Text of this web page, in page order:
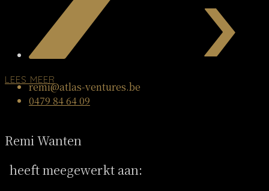
LEES MEER
remi@atlas-ventures.be
0479 84 64 09
Remi Wanten
heeft meegewerkt aan: